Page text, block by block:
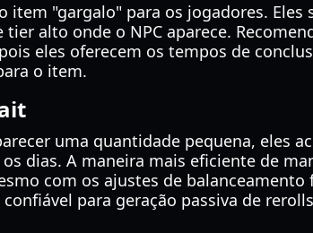
item "gargalo" para os jogadores. Eles
alto onde o NPC aparece.
eles oferecem os tempos de
o item.
uma quantidade pequena, eles
dias. A maneira mais eficiente de
com os ajustes de
para geração passiva de